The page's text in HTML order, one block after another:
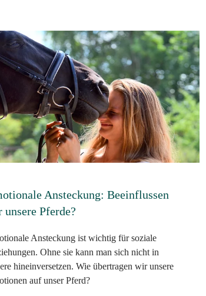
Ansteckung: Beeinflussen
unsere Pferde?
Ansteckung ist wichtig für soziale
Ohne sie kann man sich nicht in
hineinversetzen. Wie übertragen wir unsere
auf unser Pferd?